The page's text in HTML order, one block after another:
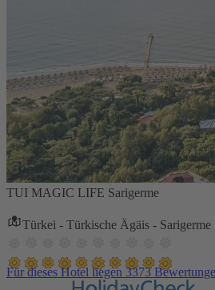
TUI MAGIC LIFE Sarigerme
Türkei - Türkische Ägäis - Sarigerme
Für dieses Hotel liegen 3373